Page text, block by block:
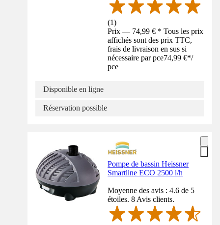
(1)
Prix — 74,99 € * Tous les prix
affichés sont des prix TTC,
frais de livraison en sus si
nécessaire par pce74,99 €*/
pce
Disponible en ligne
Réservation possible
Pompe de bassin Heissner
Smartline ECO 2500 l/h
Moyenne des avis : 4.6 de 5
étoiles. 8 Avis clients.